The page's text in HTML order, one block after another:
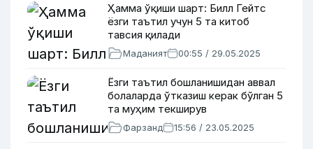
Ҳамма ўқиши шарт: Билл Гейтс
ёзги таътил учун 5 та китоб
тавсия қилади
Маданият 00:55 / 29.05.2025
Ёзги таътил бошланишидан аввал
болаларда ўтказиш керак бўлган 5
та муҳим текширув
Фарзанд 15:56 / 23.05.2025